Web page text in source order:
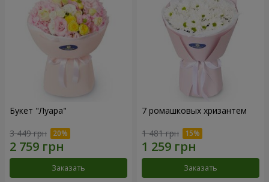
Букет "Луара"
3 449 грн
Заказать
7 ромашковых хризантем
1 481 грн
Заказать